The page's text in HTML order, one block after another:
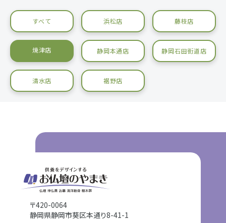
すべて 浜松店 藤枝店
焼津店 静岡本通店 静岡石田街道店
清水店 裾野店
〒420-0064
静岡県静岡市葵区本通り8-41-1